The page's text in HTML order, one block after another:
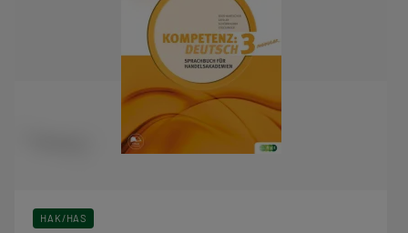
HAK/HAS